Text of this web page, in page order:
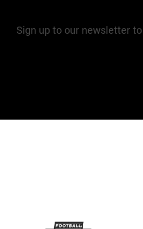
Sign up to our newsletter